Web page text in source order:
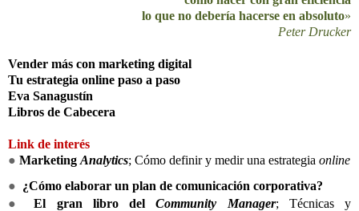
lo que no debería hacerse en absoluto»
Peter Drucker
Vender más con marketing digital
Tu estrategia online paso a paso
Eva Sanagustín
Libros de Cabecera
Link de interés
● Marketing Analytics; Cómo definir y medir una estrategia online
● ¿Cómo elaborar un plan de comunicación corporativa?
●El gran libro delCommunity Manager; Técnicas y